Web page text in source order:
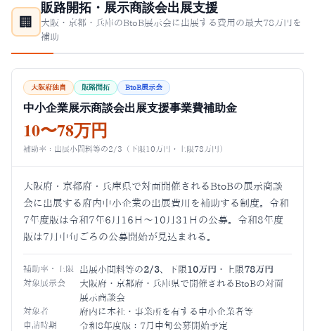
🏢
販路開拓・展示商談会出展支援
大阪・京都・兵庫のBtoB展示会に出展する費用の最大78万円を
補助
大阪府独自 販路開拓 BtoB展示会
中小企業展示商談会出展支援事業費補助金
10〜78万円
補助率：出展小間料等の2/3（下限10万円・上限78万円）
大阪府・京都府・兵庫県で対面開催されるBtoBの展示商談
会に出展する府内中小企業の出展費用を補助する制度。令和
7年度版は令和7年6月16日〜10月31日の公募。令和8年度
版は7月中旬ごろの公募開始が見込まれる。
補助率・上限 出展小間料等の2/3、下限10万円 ・上限78万円
対象展示会
大阪府・京都府・兵庫県で開催されるBtoBの対面
展示商談会
対象者 府内に本社・事業所を有する中小企業者等
申請時期 令和8年度版：7月中旬公募開始予定